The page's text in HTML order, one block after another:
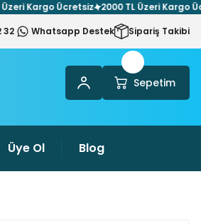
Kargo Ücretsiz 2000 TL Üzeri Kargo
32 Whatsapp Destek Sipariş Takibi
Sepetim
Üye Ol Blog